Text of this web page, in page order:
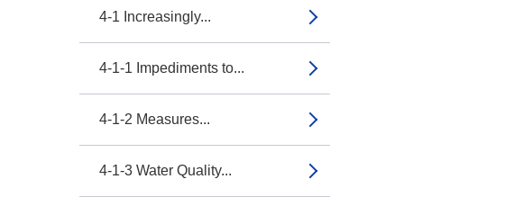
4-1 Increasingly...
4-1-1 Impediments to...
4-1-2 Measures...
4-1-3 Water Quality...